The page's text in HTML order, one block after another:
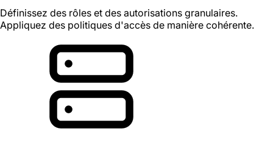
Définissez des rôles et des autorisations granulaires.
Appliquez des politiques d'accès de manière cohérente.